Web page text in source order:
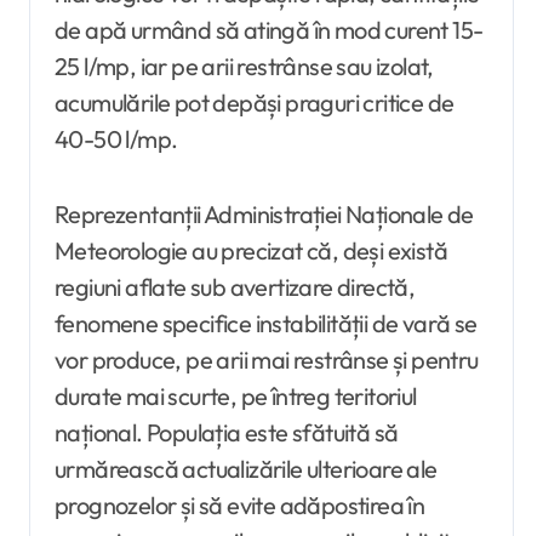
de apă urmând să atingă în mod curent 15-
25 l/mp, iar pe arii restrânse sau izolat,
acumulările pot depăși praguri critice de
40-50 l/mp.
Reprezentanții Administrației Naționale de
Meteorologie au precizat că, deși există
regiuni aflate sub avertizare directă,
fenomene specifice instabilității de vară se
vor produce, pe arii mai restrânse și pentru
durate mai scurte, pe întreg teritoriul
național. Populația este sfătuită să
urmărească actualizările ulterioare ale
prognozelor și să evite adăpostirea în